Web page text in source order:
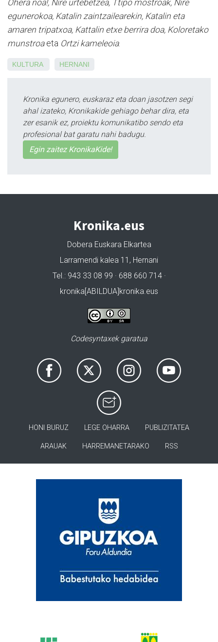
Ohera noa!, Nire urtebetzea, Ttipo mostroak, Nire
egunerokoa, Katalin zaintzailearekin, Katalin eta
amaren tripatxoa, Kattalin etxe berrira doa, Koloretako
munstroa eta Ortzi kameleoia.
KULTURA HERNANI
Kronika egunero, euskaraz eta doan jasotzen segi
ahal izateko, Kronikakide gehiago behar dira, eta
zer esanik ez, proiektu komunikatibo sendo eta
profesional bat garatu nahi badugu.
Egin zaitez KronikaKide!
Kronika.eus
Dobera Euskara Elkartea
Larramendi kalea 11, Hernani
Tel.: 943 33 08 99 · 688 660 714 ·
kronika[ABILDUA]kronika.eus
Codesyntaxek garatua
HONI BURUZ LEGE OHARRA PUBLIZITATEA
ARAUAK HARREMANETARAKO RSS